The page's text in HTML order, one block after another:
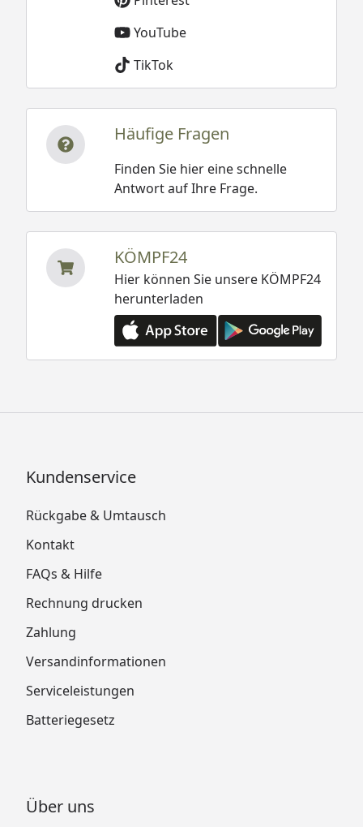
YouTube
TikTok
Häufige Fragen
Finden Sie hier eine schnelle
Antwort auf Ihre Frage.
KÖMPF24
Hier können Sie unsere KÖMPF24
herunterladen
Kundenservice
Rückgabe & Umtausch
Kontakt
FAQs & Hilfe
Rechnung drucken
Zahlung
Versandinformationen
Serviceleistungen
Batteriegesetz
Über uns